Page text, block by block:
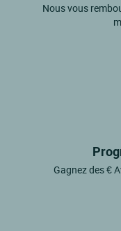
Nous vous
Gagnez des €